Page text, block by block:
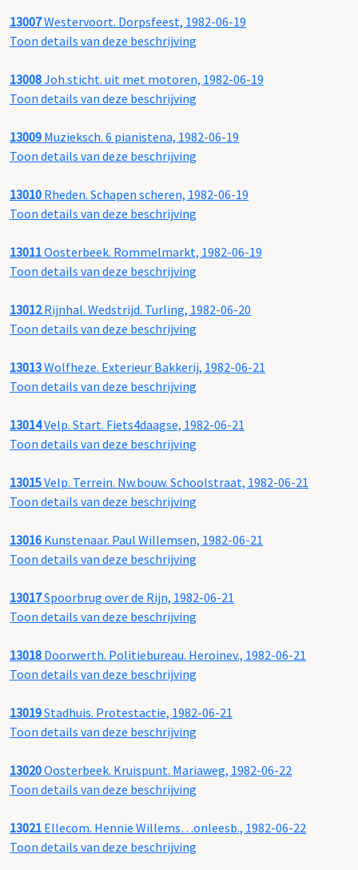
13007Westervoort. Dorpsfeest, 1982-06-19
Toon details van deze beschrijving
13008Joh.sticht. uit met motoren, 1982-06-19
Toon details van deze beschrijving
13009 Muzieksch. 6 pianistena, 1982-06-19
Toon details van deze beschrijving
13010 Rheden. Schapen scheren, 1982-06-19
Toon details van deze beschrijving
13011Oosterbeek. Rommelmarkt, 1982-06-19
Toon details van deze beschrijving
13012Rijnhal. Wedstrijd. Turling, 1982-06-20
Toon details van deze beschrijving
13013Wolfheze. Exterieur Bakkerij, 1982-06-21
Toon details van deze beschrijving
13014Velp. Start. Fiets4daagse, 1982-06-21
Toon details van deze beschrijving
13015Velp. Terrein. Nw.bouw. Schoolstraat, 1982-06-21
Toon details van deze beschrijving
13016 Kunstenaar. Paul Willemsen, 1982-06-21
Toon details van deze beschrijving
13017Spoorbrug over de Rijn, 1982-06-21
Toon details van deze beschrijving
13018 Doorwerth. Politiebureau. Heroinev., 1982-06-21
Toon details van deze beschrijving
13019Stadhuis. Protestactie, 1982-06-21
Toon details van deze beschrijving
13020Oosterbeek. Kruispunt. Mariaweg, 1982-06-22
Toon details van deze beschrijving
13021 Ellecom. Hennie Willems…onleesb., 1982-06-22
Toon details van deze beschrijving